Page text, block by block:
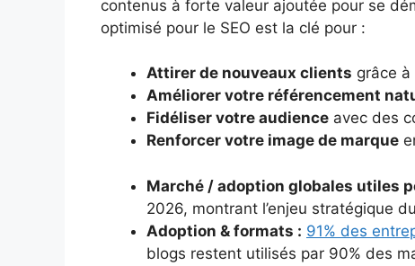
contenus à forte valeur ajoutée pour se
optimisé pour le SEO est la clé pour :
Attirer de nouveaux clients grâce
Améliorer votre référencement
Fidéliser votre audience avec des
Renforcer votre image de marque
Marché / adoption globales utiles
2026, montrant l’enjeu stratégique
Adoption & formats : 91% des
blogs restent utilisés par 90% des